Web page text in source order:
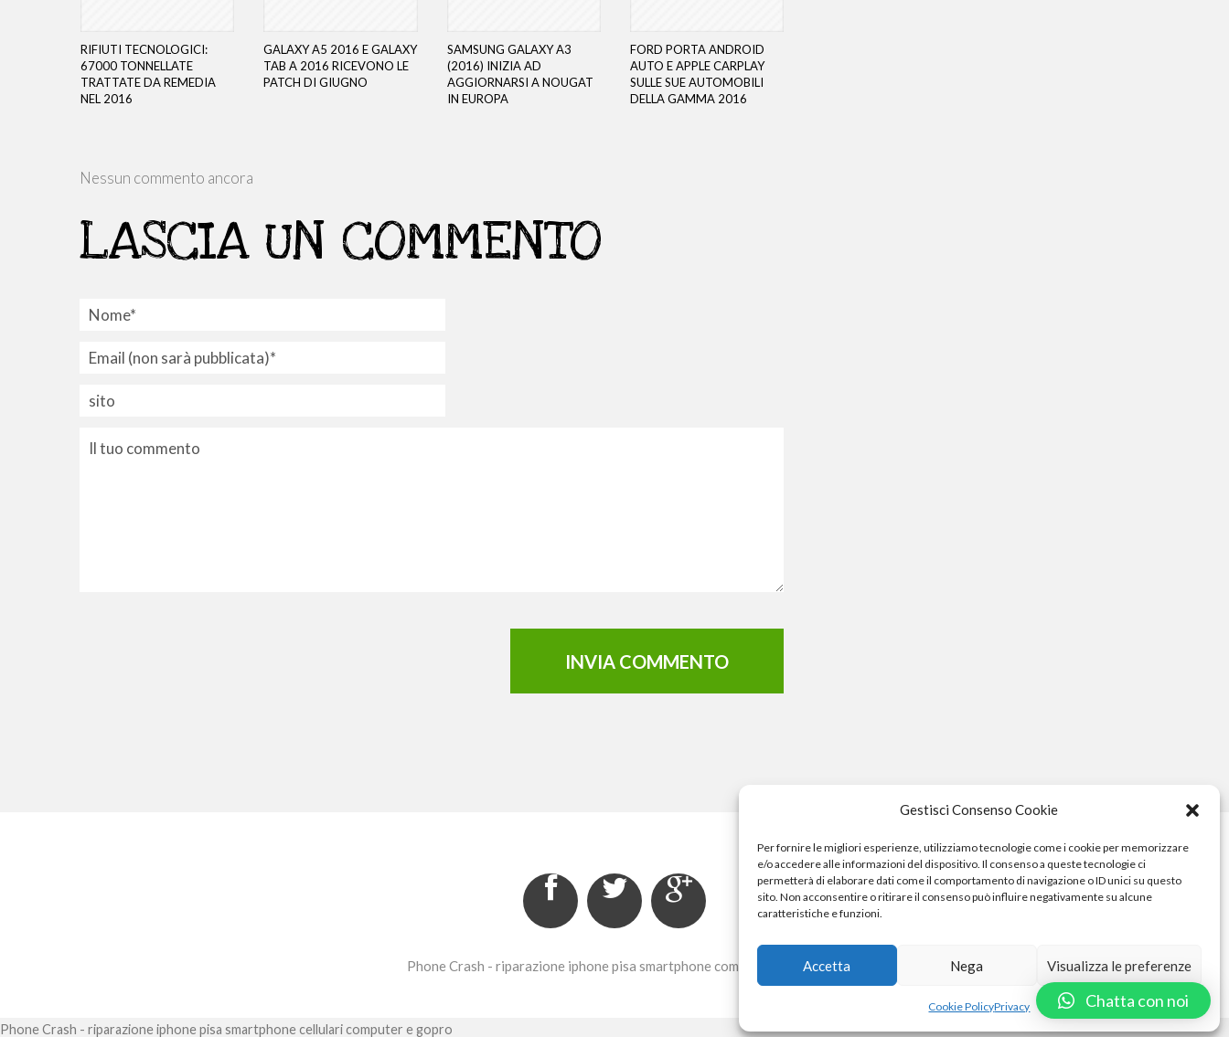
Gestisci Consenso Cookie
Per fornire le migliori esperienze, utilizziamo tecnologie come i cookie per memorizzare
e/o accedere alle informazioni del dispositivo. Il consenso a queste tecnologie ci
permetterà di elaborare dati come il comportamento di navigazione o ID unici su questo
sito. Non acconsentire o ritirare il consenso può influire negativamente su alcune
caratteristiche e funzioni.
Accetta Nega Visualizza le preferenze
Cookie PolicyPrivacy
RIFIUTI TECNOLOGICI:
67000 TONNELLATE
TRATTATE DA REMEDIA
NEL 2016
GALAXY A5 2016 E GALAXY
TAB A 2016 RICEVONO LE
PATCH DI GIUGNO
SAMSUNG GALAXY A3
(2016) INIZIA AD
AGGIORNARSI A NOUGAT
IN EUROPA
FORD PORTA ANDROID
AUTO E APPLE CARPLAY
SULLE SUE AUTOMOBILI
DELLA GAMMA 2016
Nessun commento ancora
LASCIA UN COMMENTO
Phone Crash - riparazione iphone pisa smartphone computer e gopro
Phone Crash - riparazione iphone pisa smartphone cellulari computer e gopro
Chatta con noi